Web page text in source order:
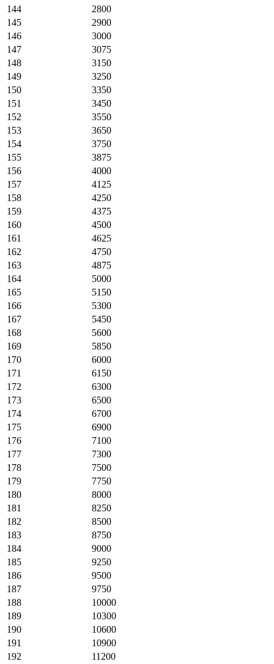
144
2800
145
2900
146
3000
147
3075
148
3150
149
3250
150
3350
151
3450
152
3550
153
3650
154
3750
155
3875
156
4000
157
4125
158
4250
159
4375
160
4500
161
4625
162
4750
163
4875
164
5000
165
5150
166
5300
167
5450
168
5600
169
5850
170
6000
171
6150
172
6300
173
6500
174
6700
175
6900
176
7100
177
7300
178
7500
179
7750
180
8000
181
8250
182
8500
183
8750
184
9000
185
9250
186
9500
187
9750
188
10000
189
10300
190
10600
191
10900
192
11200